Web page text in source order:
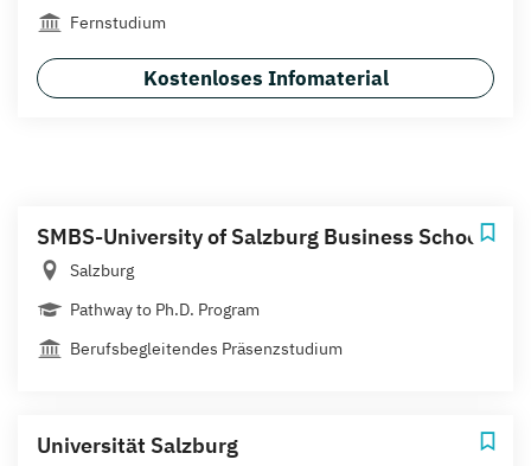
Fernstudium
Kostenloses Infomaterial
SMBS-University of Salzburg Business School
Salzburg
Pathway to Ph.D. Program
Berufsbegleitendes Präsenzstudium
Universität Salzburg